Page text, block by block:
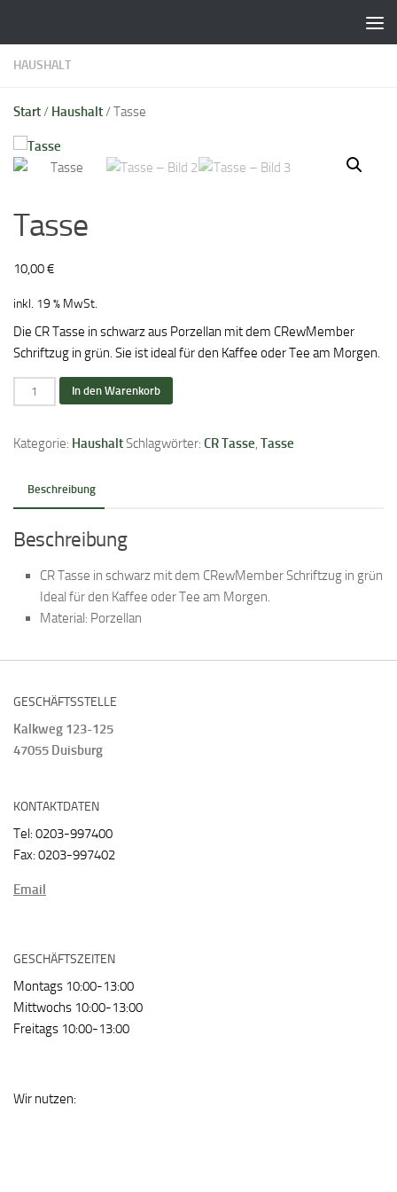
HAUSHALT
Start/ Haushalt/ Tasse
Tasse
10,00€
inkl. 19 % MwSt.
Die CR Tasse in schwarz aus Porzellan mit dem CRewMember
Schriftzug in grün. Sie ist ideal für den Kaffee oder Tee am Morgen.
Tasse
Menge
In den Warenkorb
Kategorie: HaushaltSchlagwörter: CR Tasse, Tasse
Beschreibung
Beschreibung
CR Tasse in schwarz mit dem CRewMember Schriftzug in grün
Ideal für den Kaffee oder Tee am Morgen.
Material: Porzellan
GESCHÄFTSSTELLE
Kalkweg 123-125
47055 Duisburg
KONTAKTDATEN
Tel: 0203-997400
Fax: 0203-997402
Email
GESCHÄFTSZEITEN
Montags 10:00-13:00
Mittwochs 10:00-13:00
Freitags 10:00-13:00
Wir nutzen: